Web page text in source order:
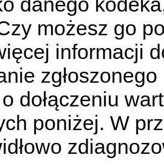
możesz go
informacji
dołączeniu
poniżej. W